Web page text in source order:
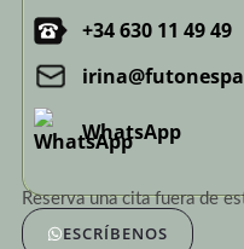
+34 630 11 49 49
WhatsApp
Reserva una cita fuera de
ESCRÍBENOS